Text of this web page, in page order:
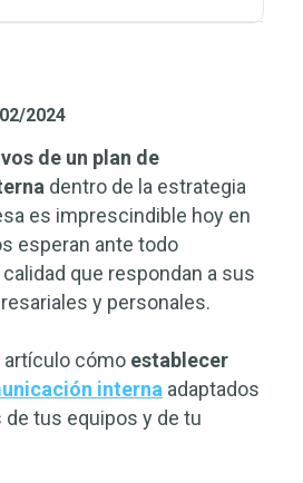
2024
de un plan de
dentro de la estrategia
es imprescindible hoy en
esperan ante todo
que respondan a sus
y personales.
artículo cómo establecer
interna adaptados
tus equipos y de tu